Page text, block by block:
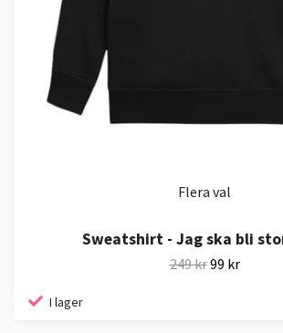
Flera val
Sweatshirt - Jag ska bli
249 kr99 kr
I lager